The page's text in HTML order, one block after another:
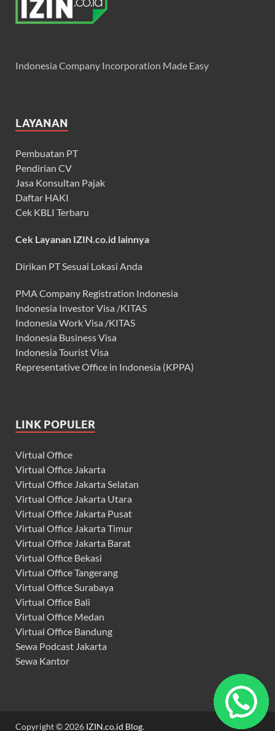
Indonesia Company Incorporation Made Easy
LAYANAN
Pembuatan PT
Pendirian CV
Jasa Konsultan Pajak
Daftar HAKI
Cek KBLI Terbaru
Cek Layanan IZIN.co.id lainnya
Dirikan PT Sesuai Lokasi Anda
PMA Company Registration Indonesia
Indonesia Investor Visa /KITAS
Indonesia Work Visa /KITAS
Indonesia Business Visa
Indonesia Tourist Visa
Representative Office in Indonesia (KPPA)
LINK POPULER
Virtual Office
Virtual Office Jakarta
Virtual Office Jakarta Selatan
Virtual Office Jakarta Utara
Virtual Office Jakarta Pusat
Virtual Office Jakarta Timur
Virtual Office Jakarta Barat
Virtual Office Bekasi
Virtual Office Tangerang
Virtual Office Surabaya
Virtual Office Bali
Virtual Office Medan
Virtual Office Bandung
Sewa Podcast Jakarta
Sewa Kantor
Copyright © 2026 IZIN.co.id Blog.